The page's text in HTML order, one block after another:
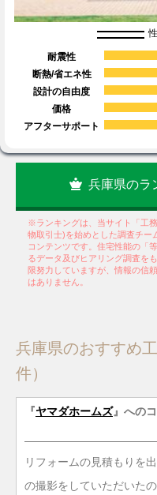
耐震性
断熱/省エネ性
設計の自由度
価格
アフターサポート
兵庫県のラ
※ランキングは、当サイト「工
物取引士)を始めとした調査チー
コンテンツです。住宅性能の「
るデータ及びヒアリング調査を
限努力していますが、情報の信
はありません。
兵庫県のおすすめ
件）
『ヤマダホームズ』への
リフォームの見積もりを
の撮影をしていただいた